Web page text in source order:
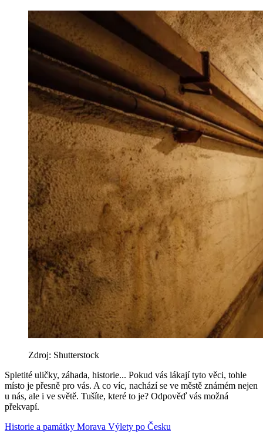
Zdroj: Shutterstock
Spletité uličky, záhada, historie... Pokud vás lákají tyto věci, tohle
místo je přesně pro vás. A co víc, nachází se ve městě známém nejen
u nás, ale i ve světě. Tušíte, které to je? Odpověď vás možná
překvapí.
Historie a památky Morava Výlety po Česku